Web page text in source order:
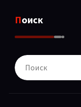
Поиск
Поиск
для: